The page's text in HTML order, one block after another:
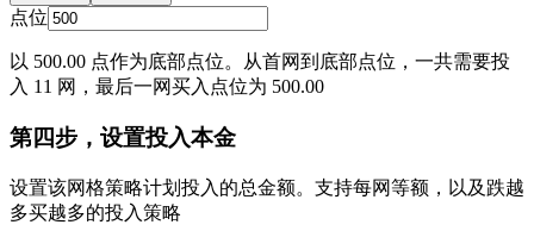
点位
以 500.00 点作为底部点位。从首网到底部点位，一共需要投
入 11 网，最后一网买入点位为 500.00
第四步，设置投入本金
设置该网格策略计划投入的总金额。支持每网等额，以及跌越
多买越多的投入策略